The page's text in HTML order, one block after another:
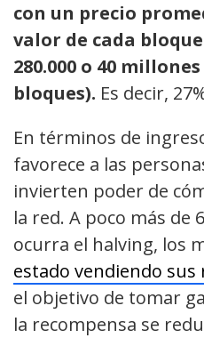
con un precio
valor de cada
280.000 o 40
bloques). Es decir,
En términos de
favorece a las
invierten poder de
la red. A poco más de
ocurra el halving, los
estado vendiendo sus
el objetivo de tomar
la recompensa se